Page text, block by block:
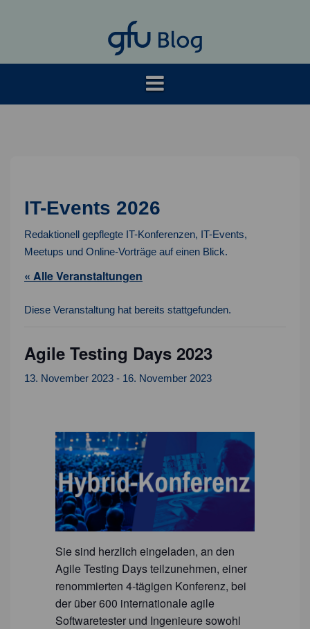
IT-Events 2026
Redaktionell gepflegte IT-Konferenzen, IT-Events,
Meetups und Online-Vorträge auf einen Blick.
« Alle Veranstaltungen
Diese Veranstaltung hat bereits stattgefunden.
Agile Testing Days 2023
13. November 2023 - 16. November 2023
Sie sind herzlich eingeladen, an den
Agile Testing Days teilzunehmen, einer
renommierten 4-tägigen Konferenz, bei
der über 600 internationale agile
Softwaretester und Ingenieure sowohl